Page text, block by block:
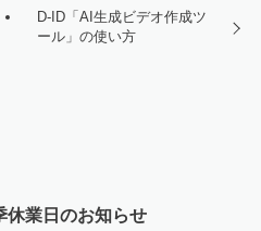
D-ID「AI生成ビデオ作成ツ
ール」の使い方
休業日のお知らせ